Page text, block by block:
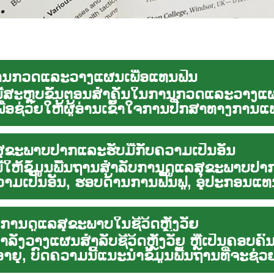
ກວດແລະວາງແຜນເພື່ອແທນຟັນ
ະຫຼຸບຂັ້ນຕອນສໍາຄັນໃນການກວດແລະວາງແ
ອຊ່ວຍໃຫ້ຜູ້ອ່ານເຂົ້າໃຈການປືກສາທາງການ
ກ...
ະພາບປາກແລະຮັບມືກັບຄວາມເປັນອັນ
ຫ້ຂໍ້ມູນພື້ນຖານສໍາລັບການດູແລສຸຂະພາບປາ
ມເປັນອັນ, ຮອບດ້ານການຟື້ນຟູ, ອຸປະກອນແ
ານດູແລສຸຂະພາບໃນຊີວິດຫຼັງວັຍ
ລັງວາງແຜນສຳລັບຊີວິດຫຼັງວັຍ ຫຼືເປັນຄອບຄົ
ຍຸ, ບົດຄວາມນີ້ແນະນຳຂໍ້ມູນພື້ນຖານທີ່ຈະຊ່ວ